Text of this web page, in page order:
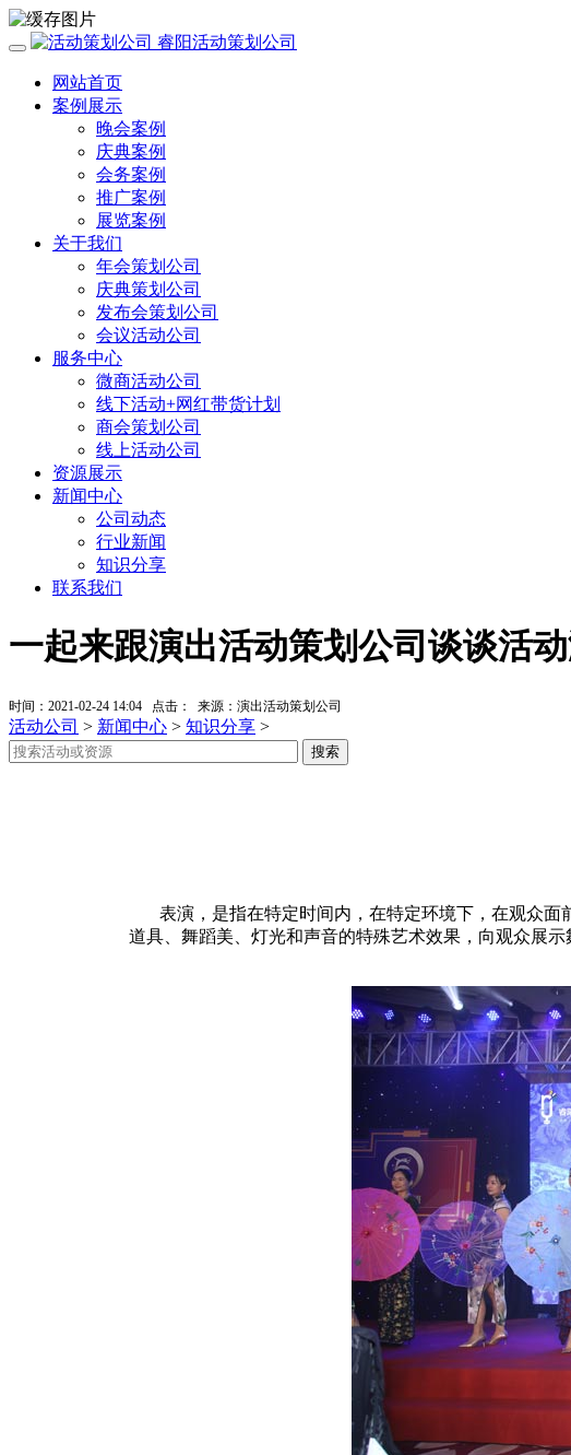
睿阳活动策划公司
网站首页
案例展示
晚会案例
庆典案例
会务案例
推广案例
展览案例
关于我们
年会策划公司
庆典策划公司
发布会策划公司
会议活动公司
服务中心
微商活动公司
线下活动+网红带货计划
商会策划公司
线上活动公司
资源展示
新闻中心
公司动态
行业新闻
知识分享
联系我们
一起来跟演出活动策划公司谈谈活
时间：2021-02-24 14:04 点击： 来源：演出活动策划公司
活动公司 > 新闻中心 > 知识分享 >
表演，是指在特定时间内，在特定环境下，在观众面
道具、舞蹈美、灯光和声音的特殊艺术效果，向观众展示